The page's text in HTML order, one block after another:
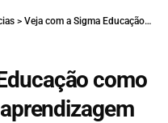
> Veja com a Sigma Educação como a leitura melhora a aprendizagem em todas as disciplinas
como